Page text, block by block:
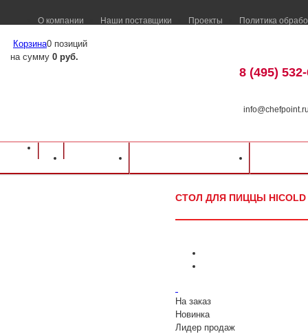
О компании Наши поставщики Проекты Политика
Корзина0 позиций
на сумму 0 руб.
8 (495)
Оборудование для ресторанов и кафе
СТОЛ ДЛЯ ПИЦЦЫ HICOLD
На заказ
Новинка
Лидер продаж